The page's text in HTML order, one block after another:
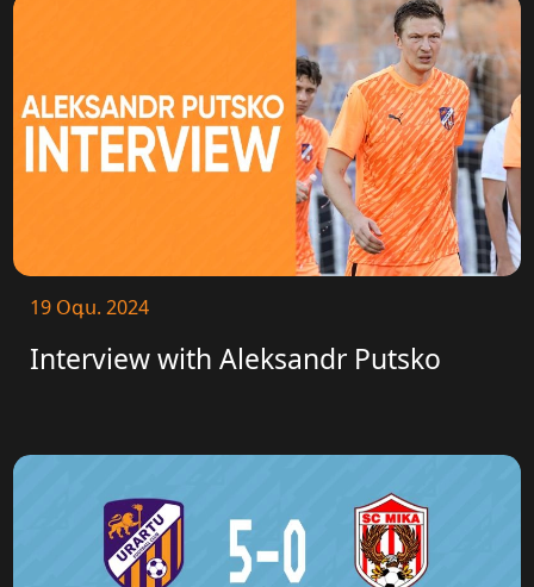
19 Օգս. 2024
Interview with Aleksandr Putsko